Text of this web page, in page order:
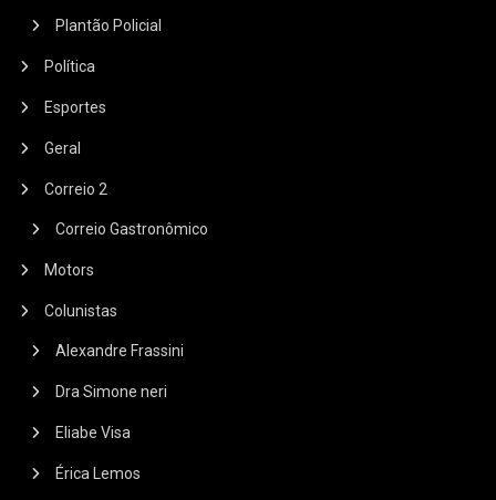
Plantão Policial
Política
Esportes
Geral
Correio 2
Correio Gastronômico
Motors
Colunistas
Alexandre Frassini
Dra Simone neri
Eliabe Visa
Érica Lemos